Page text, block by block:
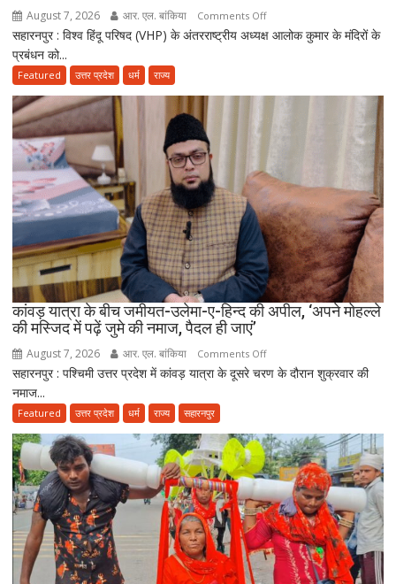
August 7, 2026 आर. एल. बांकिया Comments Offon
VHP
बयान
पर
मुस्लिम
धर्मगुरुओं
की
आपत्ति,
मौलाना
राशिद
सिद्दीकी
ने
सहारनपुर : विश्व हिंदू परिषद (VHP) के अंतरराष्ट्रीय अध्यक्ष आलोक कुमार के मंदिरों के
प्रबंधन को...
Featured उत्तर प्रदेश धर्म राज्य
कांवड़ यात्रा के बीच जमीयत-उलेमा-ए-हिन्द की अपील, ‘अपने मोहल्ले
की मस्जिद में पढ़ें जुमे की नमाज, पैदल ही जाएं’
August 7, 2026 आर. एल. बांकिया Comments Offon
कांवड़
बीच
जमीयत-
उलेमा-
ए-
हिन्द
की
अपील,
‘अपने
सहारनपुर : पश्चिमी उत्तर प्रदेश में कांवड़ यात्रा के दूसरे चरण के दौरान शुक्रवार की
नमाज...
Featured उत्तर प्रदेश धर्म राज्य सहारनपुर